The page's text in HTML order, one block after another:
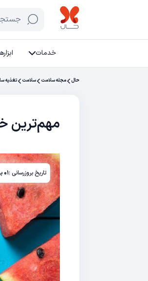
خدمات
حال مجله سلامت سلامت تغذیه
مهم‌ترین
تاریخ بروزرسانی :۰۱ بهمن